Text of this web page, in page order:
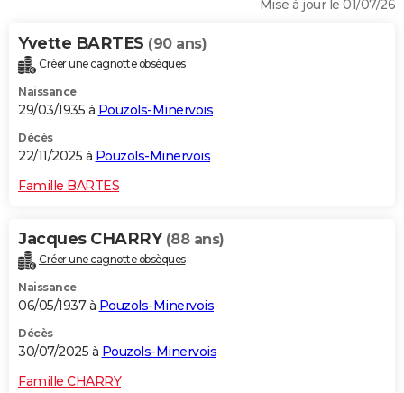
Alimentation
Guide de la santé
Maladies
Médicaments
Sommeil
VOYAGE
Destinations
City break
Voyage nature
Voyage de noces
Forum
Climat
+PHOTO
GUIDES D'ACHAT
BONS PLANS
CARTE DE VOEUX
Dictionnaire
Biographies
Citations
Expressions
Proverbes
PROGRAMME TV
COPAINS D'AVANT
S'inscrire
Se connecter
Lycées
Collèges
Primaires
Universités
Entreprises
Service militaire
Avis de recherche
AVIS DE DÉCÈS
Mise à jour le 01/07/26
Yvette BARTES (90 ans)
Créer une cagnotte obsèques
Naissance
29/03/1935 à Pouzols-Minervois
Décès
22/11/2025 à Pouzols-Minervois
Famille BARTES
Jacques CHARRY (88 ans)
Créer une cagnotte obsèques
Naissance
06/05/1937 à Pouzols-Minervois
Décès
30/07/2025 à Pouzols-Minervois
Famille CHARRY